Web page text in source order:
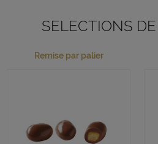
SELECTIONS
Remise par palier